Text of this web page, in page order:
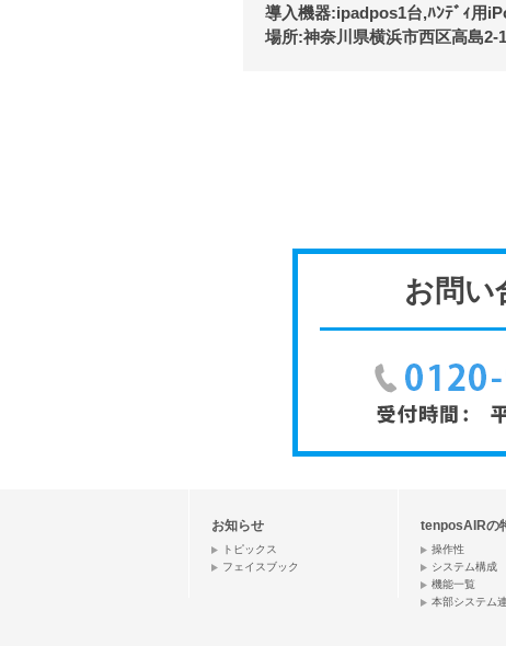
導入機器:ipadpos1台,ﾊﾝﾃﾞｨ用
場所:神奈川県横浜市西区高島2-
お問い
お知らせ
トピックス
フェイスブック
tenposAIRの
操作性
システム構成
機能一覧
本部システム